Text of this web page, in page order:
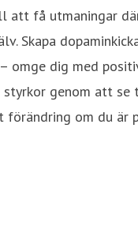
att få utmaningar
Skapa
omge dig med
styrkor genom att
förändring om du